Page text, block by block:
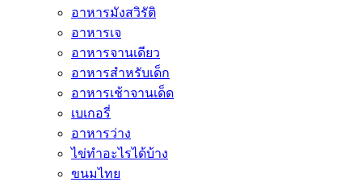
อาหารมังสวิรัติ
อาหารเจ
อาหารจานเดียว
อาหารสำหรับเด็ก
อาหารเช้าจานเด็ด
เบเกอรี่
อาหารว่าง
ไข่ทำอะไรได้บ้าง
ขนมไทย